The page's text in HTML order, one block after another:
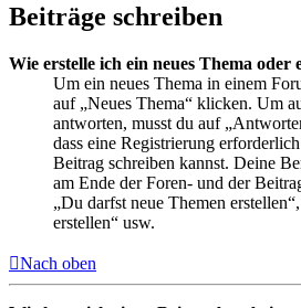
Beiträge schreiben
Wie erstelle ich ein neues Thema oder
Um ein neues Thema in einem
auf „Neues Thema“ klicken. Um
antworten, musst du auf
dass eine Registrierung
Beitrag schreiben kannst. Deine
am Ende der Foren- und der
„Du darfst neue Themen
erstellen“ usw.
Nach oben